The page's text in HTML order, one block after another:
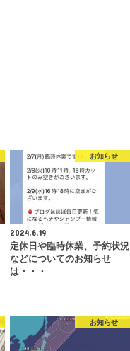
お知らせ
2024.6.19
定休日や臨時休業、予約状況
などについてのお知らせ
は・・・
お知らせ